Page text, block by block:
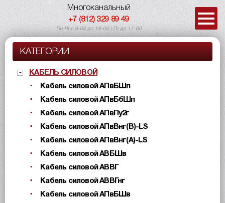
Многоканальный
+7 (812) 329 89 49
Пн-Чт с 9-00 до 18-00 | Пт до 17-00
КАТЕГОРИИ
КАБЕЛЬ СИЛОВОЙ
Кабель силовой АПвБШп
Кабель силовой АПвБбШп
Кабель силовой АПвПу2г
Кабель силовой АПвВнг(B)-LS
Кабель силовой АПвВнг(A)-LS
Кабель силовой АВБШв
Кабель силовой АВВГ
Кабель силовой АВВГнг
Кабель силовой АПвБШв